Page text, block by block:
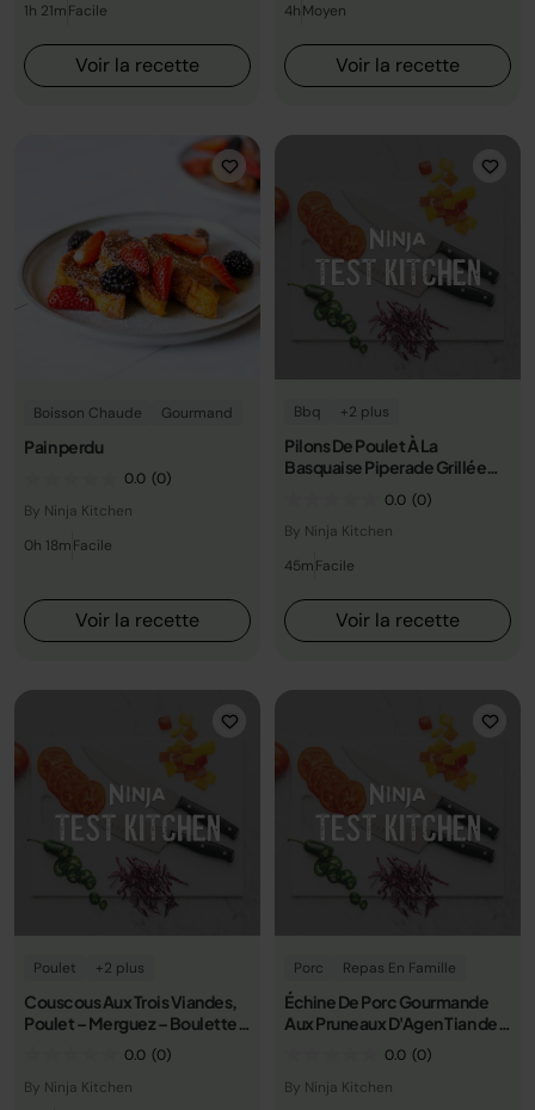
1h 21mFacile
Voir la recette
4hMoyen
Voir la recette
Boisson Chaude Gourmand
Pain perdu
0.0 (0)
By Ninja Kitchen
0h 18mFacile
Voir la recette
Bbq +2 plus
Pilons De Poulet À La
Basquaise Piperade Grillée
0.0 (0)
By Ninja Kitchen
45mFacile
Voir la recette
Poulet +2 plus
Couscous Aux Trois Viandes,
Poulet – Merguez – Boulette
Légumes Raz El Hanout
0.0 (0)
By Ninja Kitchen
Porc Repas En Famille
Échine De Porc Gourmande
Aux Pruneaux D'Agen Tian de
0.0 (0)
By Ninja Kitchen